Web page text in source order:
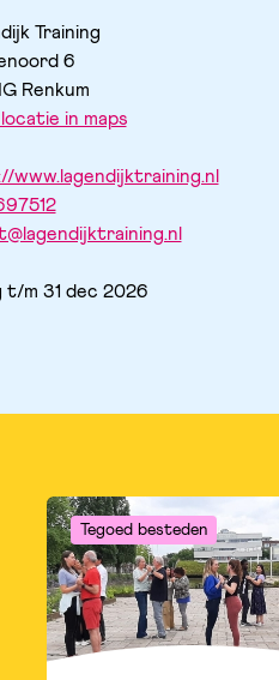
Training
6
Renkum
in maps
www.lagendijktraining.nl
t/m 31 dec 2026
Tegoed besteden